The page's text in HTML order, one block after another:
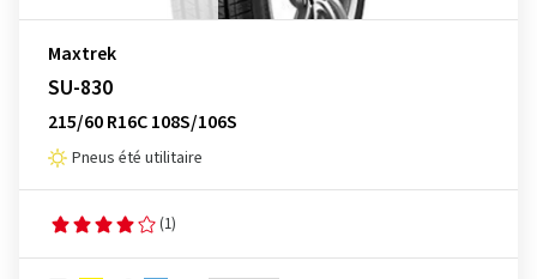
Maxtrek
SU-830
215/60 R16C 108S/106S
Pneus été utilitaire
(1)